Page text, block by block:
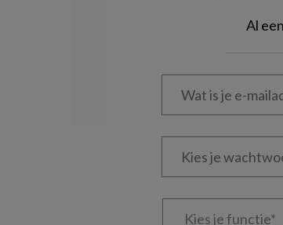
Al
Wat
Kies
Kies